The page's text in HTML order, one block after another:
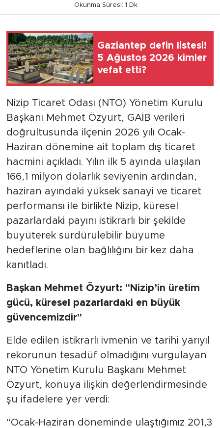
Okunma Süresi: 1 Dk
Gaziantep defin listesi!
5 Ağustos 2026 kimler
vefat etti?
Nizip Ticaret Odası (NTO) Yönetim Kurulu
Başkanı Mehmet Özyurt, GAİB verileri
doğrultusunda ilçenin 2026 yılı Ocak-
Haziran dönemine ait toplam dış ticaret
hacmini açıkladı. Yılın ilk 5 ayında ulaşılan
166,1 milyon dolarlık seviyenin ardından,
haziran ayındaki yüksek sanayi ve ticaret
performansı ile birlikte Nizip, küresel
pazarlardaki payını istikrarlı bir şekilde
büyüterek sürdürülebilir büyüme
hedeflerine olan bağlılığını bir kez daha
kanıtladı.
Başkan Mehmet Özyurt: "Nizip’in üretim
gücü, küresel pazarlardaki en büyük
güvencemizdir"
Elde edilen istikrarlı ivmenin ve tarihi yarıyıl
rekorunun tesadüf olmadığını vurgulayan
NTO Yönetim Kurulu Başkanı Mehmet
Özyurt, konuya ilişkin değerlendirmesinde
şu ifadelere yer verdi:
“Ocak-Haziran döneminde ulaştığımız 201,3